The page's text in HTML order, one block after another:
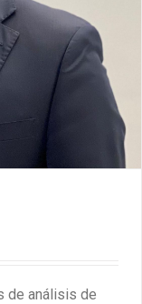
de análisis de